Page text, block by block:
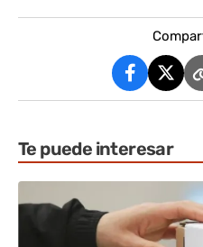
Te puede interesar